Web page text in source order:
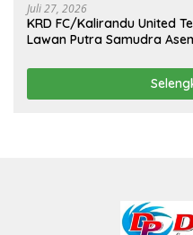
Juli 27, 2026
KRD FC/Kalirandu United
Lawan Putra Samudra